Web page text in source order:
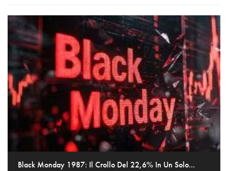
Black Monday 1987: Il Crollo Del 22,6% In Un Solo...